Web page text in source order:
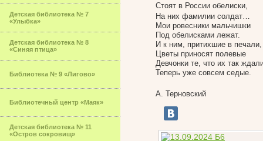
Детская библиотека № 7
«Улыбка»
Детская библиотека № 8
«Синяя птица»
Библиотека № 9 «Лигово»
Библиотечный центр «Маяк»
Детская библиотека № 11
«Остров сокровищ»
Стоят в России обелиски,
На них фамилии солдат…
Мои ровесники мальчишки
Под обелисками лежат.
И к ним, притихшие в печали,
Цветы приносят полевые
Девчонки те, что их так
Теперь уже совсем седые.
А. Терновский